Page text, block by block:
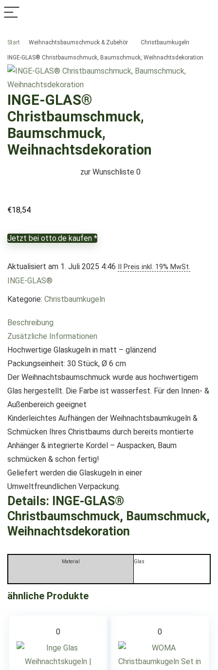
Start Weihnachtsbaumschmuck & Zubehör Christbaumkugeln
INGE-GLAS® Christbaumschmuck, Baumschmuck, Weihnachtsdekoration
INGE-GLAS®
Christbaumschmuck,
Baumschmuck,
Weihnachtsdekoration
zur Wunschliste 0
€18,54
Jetzt bei otto.de kaufen *
Aktualisiert am 1. Juli 2025 4:46 II Preis inkl. 19% MwSt.
INGE-GLAS®
Kategorie: Christbaumkugeln
Beschreibung
Zusätzliche Informationen
Hochwertige Glaskugeln in matt – glänzend
Packungseinheit: 30 Stück, Ø 6 cm
Der Weihnachtsbaumschmuck wurde aus hochwertigem
Glas hergestellt. Die Farbe ist wasserfest. Für den Innen- &
Außenbereich geeignet
Kinderleichtes Aufhängen der Weihnachtsbaumkugeln &
Schmücken Ihres Christbaums durch bereits montierte
Anhänger & integrierte Kordel – Auspacken, Baum
schmücken & schon fertig!
Geliefert werden die Glaskugeln in einer
Umweltfreundlichen Verpackung.
Details:
INGE-GLAS®
Christbaumschmuck, Baumschmuck,
Weihnachtsdekoration
Material Glas
ähnliche Produkte
0 0